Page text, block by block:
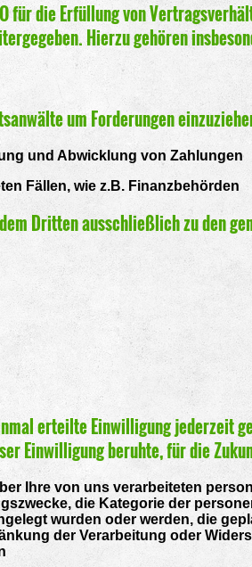
für die Erfüllung von
Hierzu gehören
um Forderungen
und Abwicklung von Zahlungen
Fällen, wie z.B. Finanzbehörden
Dritten ausschließlich zu den
erteilte Einwilligung jederzeit
Einwilligung beruhte, für die
Ihre von uns verarbeiteten
die Kategorie der
wurden oder werden, die
der Verarbeitung oder